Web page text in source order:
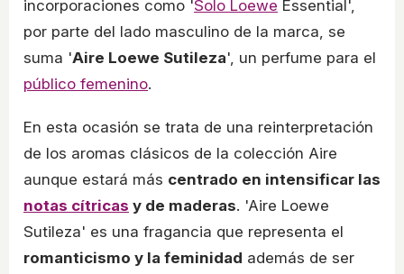
incorporaciones como 'Solo Loewe Essential',
por parte del lado masculino de la marca, se
suma 'Aire Loewe Sutileza', un perfume para el
público femenino.
En esta ocasión se trata de una reinterpretación
de los aromas clásicos de la colección Aire
aunque estará más centrado en intensificar las
notas cítricas y de maderas. 'Aire Loewe
Sutileza' es una fragancia que representa el
romanticismo y la feminidad además de ser